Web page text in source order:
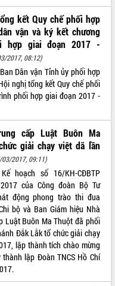
kết Quy chế phối hợp
vận và ký kết chương
hợp giai đoạn 2017 -
2017, 08:12)
Dân vận Tỉnh ủy phối hợp
nghị tổng kết Quy chế phối
phối hợp giai đoạn 2017 -
cấp Luật Buôn Ma
giải chạy việt dã lần
03/2017, 09:11)
hoạch số 16/KH-CĐBTP
của Công đoàn Bộ Tư
động phong trào thi đua
bộ và Ban Giám hiệu Nhà
Luật Buôn Ma Thuột đã phối
Đắk Lắk tổ chức giải chạy
lập thành tích chào mừng
lập Đoàn TNCS Hồ Chí